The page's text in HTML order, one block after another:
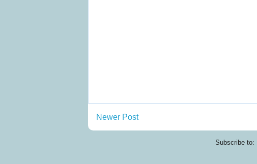
Newer Post
Subscribe to: